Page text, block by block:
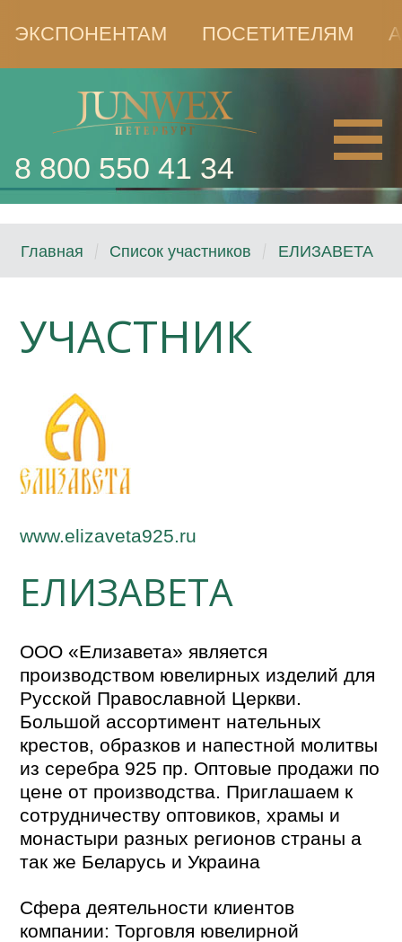
ЭКСПОНЕНТАМ ПОСЕТИТЕЛЯМ
8 800 550 41 34
Главная Список участников ЕЛИЗАВЕТА
УЧАСТНИК
www.elizaveta925.ru
ЕЛИЗАВЕТА
ООО «Елизавета» является
производством ювелирных изделий для
Русской Православной Церкви.
Большой ассортимент нательных
крестов, образков и напестной молитвы
из серебра 925 пр. Оптовые продажи по
цене от производства. Приглашаем к
сотрудничеству оптовиков, храмы и
монастыри разных регионов страны а
так же Беларусь и Украина
Сфера деятельности клиентов
компании: Торговля ювелирной